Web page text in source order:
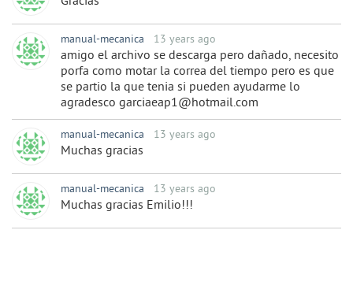
manual-mecanica 13 years ago
amigo el archivo se descarga pero dañado, necesito
porfa como motar la correa del tiempo pero es que
se partio la que tenia si pueden ayudarme lo
agradesco garciaeap1@hotmail.com
manual-mecanica 13 years ago
Muchas gracias
manual-mecanica 13 years ago
Muchas gracias Emilio!!!